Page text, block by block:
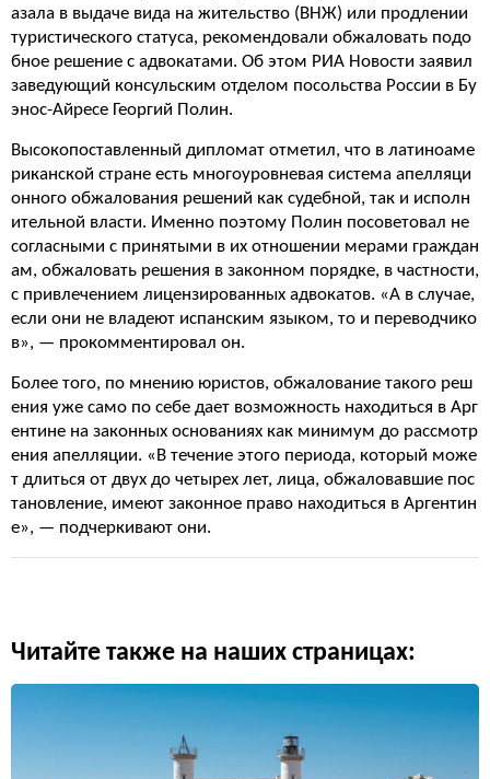
азала в выдаче вида на жительство (ВНЖ) или продлении
туристического статуса, рекомендовали обжаловать подо
бное решение с адвокатами. Об этом РИА Новости заявил
заведующий консульским отделом посольства России в Бу
энос-Айресе Георгий Полин.
Высокопоставленный дипломат отметил, что в латиноаме
риканской стране есть многоуровневая система апелляци
онного обжалования решений как судебной, так и исполн
ительной власти. Именно поэтому Полин посоветовал не
согласными с принятыми в их отношении мерами граждан
ам, обжаловать решения в законном порядке, в частности,
с привлечением лицензированных адвокатов. «А в случае,
если они не владеют испанским языком, то и переводчико
в», — прокомментировал он.
Более того, по мнению юристов, обжалование такого реш
ения уже само по себе дает возможность находиться в Арг
ентине на законных основаниях как минимум до рассмотр
ения апелляции. «В течение этого периода, который може
т длиться от двух до четырех лет, лица, обжаловавшие пос
тановление, имеют законное право находиться в Аргентин
е», — подчеркивают они.
Читайте также на наших страницах: